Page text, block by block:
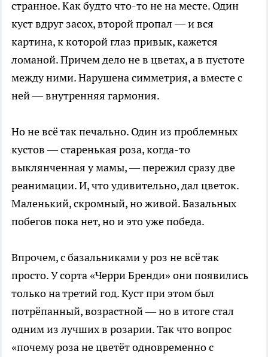
странное. Как будто что-то не на месте. Один
куст вдруг засох, второй пропал — и вся
картина, к которой глаз привык, кажется
ломаной. Причем дело не в цветах, а в пустоте
между ними. Нарушена симметрия, а вместе с
ней — внутренняя гармония.
Но не всё так печально. Один из проблемных
кустов — старенькая роза, когда-то
выклянченная у мамы, — пережил сразу две
реанимации. И, что удивительно, дал цветок.
Маленький, скромный, но живой. Базальных
побегов пока нет, но и это уже победа.
Впрочем, с базальниками у роз не всё так
просто. У сорта «Черри Бренди» они появились
только на третий год. Куст при этом был
потрёпанный, возрастной — но в итоге стал
одним из лучших в розарии. Так что вопрос
«почему роза не цветёт одновременно с